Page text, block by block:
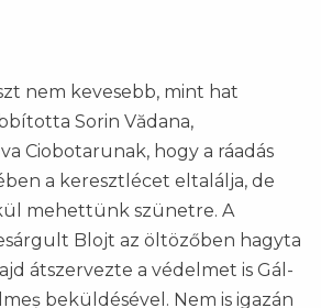
nem kevesebb, mint hat
Sorin Vădana,
Ciobotarunak, hogy a ráadás
a keresztlécet eltalálja, de
mehettünk szünetre. A
Blojt az öltözőben hagyta
átszervezte a védelmet is Gál-
beküldésével. Nem is igazán